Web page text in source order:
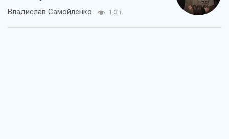
Владислав Самойленко 1,3 т.